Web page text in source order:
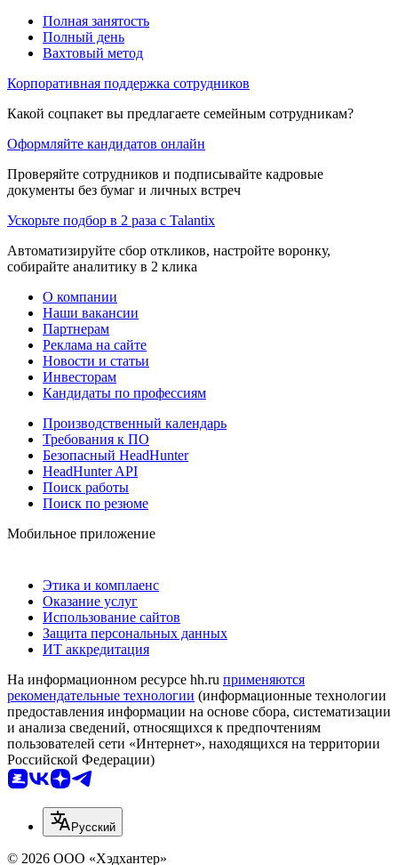
Полная занятость
Полный день
Вахтовый метод
Корпоративная поддержка сотрудников
Какой соцпакет вы предлагаете семейным сотрудникам?
Оформляйте кандидатов онлайн
Проверяйте сотрудников и подписывайте кадровые
документы без бумаг и личных встреч
Ускорьте подбор в 2 раза с Talantix
Автоматизируйте сбор откликов, настройте воронку,
собирайте аналитику в 2 клика
О компании
Наши вакансии
Партнерам
Реклама на сайте
Новости и статьи
Инвесторам
Кандидаты по профессиям
Производственный календарь
Требования к ПО
Безопасный HeadHunter
HeadHunter API
Поиск работы
Поиск по резюме
Мобильное приложение
Этика и комплаенс
Оказание услуг
Использование сайтов
Защита персональных данных
ИТ аккредитация
На информационном ресурсе hh.ru применяются
рекомендательные технологии (информационные технологии
предоставления информации на основе сбора, систематизации
и анализа сведений, относящихся к предпочтениям
пользователей сети «Интернет», находящихся на территории
Российской Федерации)
Русский
© 2026 ООО «Хэдхантер»